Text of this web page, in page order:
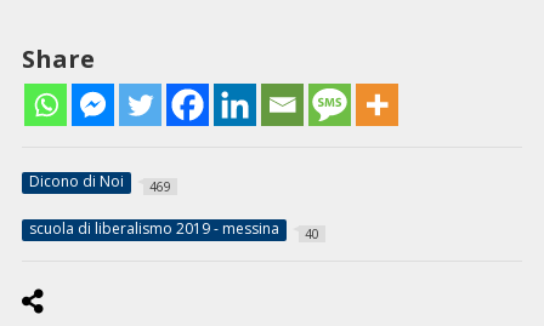
Share
Dicono di Noi 469
scuola di liberalismo 2019 - messina 40